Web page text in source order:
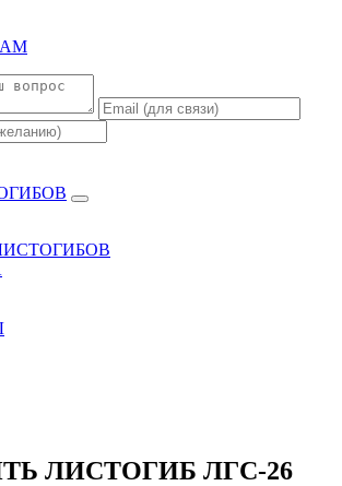
ЛИСТОГИБ ЛГС-26